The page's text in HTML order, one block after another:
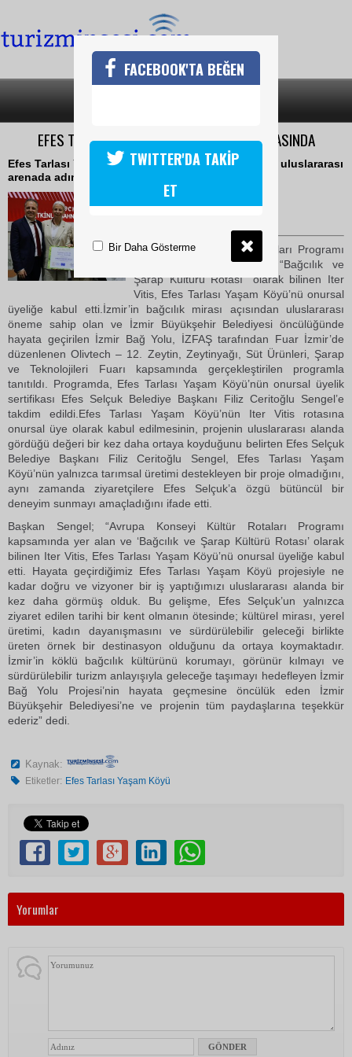
EFES TARLASI YAŞAM KÖYÜ ITER VİTİS ROTASINDA
Efes Tarlası Yaşam Köyü, İzmir Bağ Yolu Projesi ile uluslararası
arenada adını duyurdu
05 Mayıs 2026 Salı 13:31
Avrupa Konseyi Kültür Rotaları Programı
kapsamında yer alan ve “Bağcılık ve
Şarap Kültürü Rotası” olarak bilinen Iter
Vitis, Efes Tarlası Yaşam Köyü’nü onursal
üyeliğe kabul etti.İzmir’in bağcılık mirası açısından uluslararası
öneme sahip olan ve İzmir Büyükşehir Belediyesi öncülüğünde
hayata geçirilen İzmir Bağ Yolu, İZFAŞ tarafından Fuar İzmir’de
düzenlenen Olivtech – 12. Zeytin, Zeytinyağı, Süt Ürünleri, Şarap
ve Teknolojileri Fuarı kapsamında gerçekleştirilen programla
tanıtıldı. Programda, Efes Tarlası Yaşam Köyü’nün onursal üyelik
sertifikası Efes Selçuk Belediye Başkanı Filiz Ceritoğlu Sengel’e
takdim edildi.Efes Tarlası Yaşam Köyü’nün Iter Vitis rotasına
onursal üye olarak kabul edilmesinin, projenin uluslararası alanda
gördüğü değeri bir kez daha ortaya koyduğunu belirten Efes Selçuk
Belediye Başkanı Filiz Ceritoğlu Sengel, Efes Tarlası Yaşam
Köyü’nün yalnızca tarımsal üretimi destekleyen bir proje olmadığını,
aynı zamanda ziyaretçilere Efes Selçuk’a özgü bütüncül bir
deneyim sunmayı amaçladığını ifade etti.
Başkan Sengel; “Avrupa Konseyi Kültür Rotaları Programı
kapsamında yer alan ve ‘Bağcılık ve Şarap Kültürü Rotası’ olarak
bilinen Iter Vitis, Efes Tarlası Yaşam Köyü’nü onursal üyeliğe kabul
etti. Hayata geçirdiğimiz Efes Tarlası Yaşam Köyü projesiyle ne
kadar doğru ve vizyoner bir iş yaptığımızı uluslararası alanda bir
kez daha görmüş olduk. Bu gelişme, Efes Selçuk’un yalnızca
ziyaret edilen tarihi bir kent olmanın ötesinde; kültürel mirası, yerel
üretimi, kadın dayanışmasını ve sürdürülebilir geleceği birlikte
üreten örnek bir destinasyon olduğunu da ortaya koymaktadır.
İzmir’in köklü bağcılık kültürünü korumayı, görünür kılmayı ve
sürdürülebilir turizm anlayışıyla geleceğe taşımayı hedefleyen İzmir
Bağ Yolu Projesi’nin hayata geçmesine öncülük eden İzmir
Büyükşehir Belediyesi’ne ve projenin tüm paydaşlarına teşekkür
ederiz” dedi.
Kaynak:
Etiketler: Efes Tarlası Yaşam Köyü
Yorumlar
FACEBOOK'TA BEĞEN
TWITTER'DA TAKİP
ET
Bir Daha Gösterme